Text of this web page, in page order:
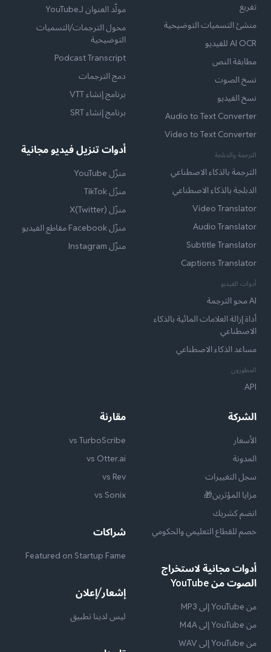
تفريغ
منشئ التسميات التوضيحية
AI OCR للفيديو
مطابقة النص
نسخ الصوت
نسخ الفيديو
Audio to Text Converter
Video to Text Converter
الترجمة والدبلجة
الترجمة بالذكاء الاصطناعي
الدبلجة بالذكاء الاصطناعي
Video Translator
Audio Translator
Subtitle Translator
Captions Translator
أدوات الفيديو
AI محو الترجمة
أداة إزالة العلامات المائية بالذكاء
الاصطناعي
مساعد الذكاء الاصطناعي
المطورون
API
مولّد العنوان لـYouTube
محول الترجمات/التسميات
التوضيحية
Podcast Transcript
دمج الترجمات
برنامج إنشاء VTT
برنامج إنشاء SRT
أدوات تنزيل فيديو مجانية
منزّل YouTube
منزّل TikTok
منزّل X(Twitter)
منزّل Facebook مقاطع الفيديو
منزّل Instagram
الشركة
الأسعار
المدونة
سجل التغييرات
مزايا المؤثرين🎁
انضم كشريك
خصم للقطاع التعليمي والحكومي
أدوات مجانية لاستخراج
الصوت من YouTube
من YouTube إلى MP3
من YouTube إلى M4A
من YouTube إلى WAV
مقارنة
vs TurboScribe
vs Otter.ai
vs Rev
vs Sonix
شراكات
Featured on Startup Fame
إشعار/إعلان
ليس لدينا تطبيق